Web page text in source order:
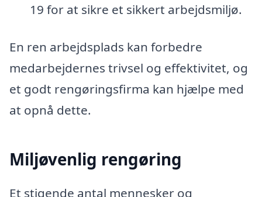
19 for at sikre et sikkert arbejdsmiljø.
En ren arbejdsplads kan forbedre
medarbejdernes trivsel og effektivitet, og
et godt rengøringsfirma kan hjælpe med
at opnå dette.
Miljøvenlig rengøring
Et stigende antal mennesker og